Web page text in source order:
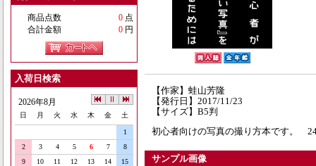
商品点数 0 点
合計金額
0 円
入荷日検索
2026年8月
日 月 火 水 木 金 土
1
2
3 4 5 6 7
8
9
10 11 12 13 14
15
【作家】蛙山芳隆
【発行日】2017/11/23
【サイズ】B5判
初心者向けの写真の撮り方本です。
サンプル画像